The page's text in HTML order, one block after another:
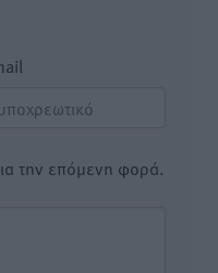
την επόμενη φορά.